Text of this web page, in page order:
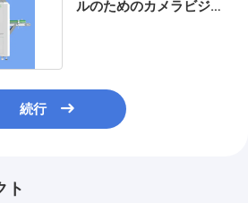
ルのためのカメラビジョ
続行
ト